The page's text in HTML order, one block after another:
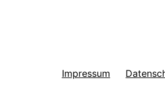
Impressum